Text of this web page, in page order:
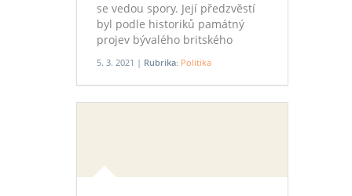
se vedou spory. Její předzvěstí
byl podle historiků památný
projev bývalého britského
premiéra Winstona Churchilla v
americkém Fultonu, ve kterém
před 75 lety, 5. března 1946,
hovořil o tom, že „od Štětína na
5. 3. 2021 | Rubrika: Politika